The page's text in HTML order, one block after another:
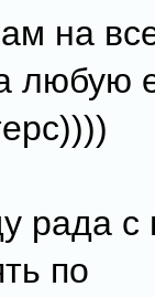
на
любую
рада с
по